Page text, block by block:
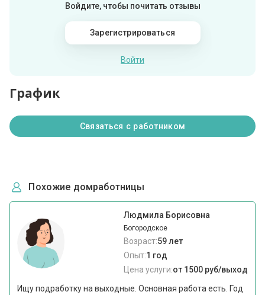
Войдите, чтобы почитать отзывы
Зарегистрироваться
Войти
График
Связаться с работником
Похожие домработницы
Людмила Борисовна
Богородское
Возраст:59 лет
Опыт:1 год
Цена услуги:от 1500 руб/выход
Ищу подработку на выходные. Основная работа есть. Год